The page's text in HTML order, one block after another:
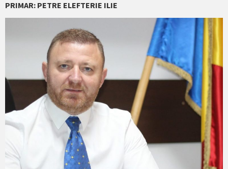
PRIMAR: PETRE ELEFTERIE ILIE